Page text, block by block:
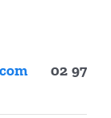
02 97